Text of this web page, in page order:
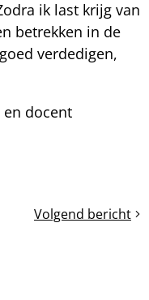
ik last krijg van
betrekken in de
verdedigen,
en docent
Volgend bericht
De